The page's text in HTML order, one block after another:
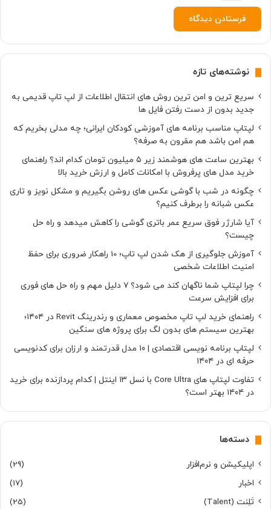
نوشته‌های تازه
سریع ترین و امن ترین روش های انتقال اطلاعات از لپ تاپ قدیمی به
جدید بدون از دست رفتن فایل ها
لپتاپ مناسب برنامه های آموزشی کودکان ایرانی؛ چه مدلی بخریم که
هم امن باشد هم مقرون به صرفه؟
بهترین ساعت های هوشمند زیر ۵ میلیون تومان کدام اند؟ راهنمای
خرید مدل های پرفروش با امکانات کامل و ارزش خرید بالا
چگونه در شب با گوشی عکس های روشن بگیریم و مشکل نویز و تاری
عکس شبانه را برطرف کنیم؟
آیا شارژر فوق سریع عمر باتری گوشی را کاهش میدهد و راه حل
چیست؟
آموزش جلوگیری از هک شدن لپ تاپ؛ 10 راهکار ضروری برای حفظ
امنیت اطلاعات شخصی
چرا لپتاپ شما ناگهان کند می شود؟ ۷ دلیل مهم و راه حل های فوری
برای افزایش سرعت
راهنمای خرید لپ تاپ مخصوص معماری و رندرینگ Revit در ۱۴۰۴؛
بهترین سیستم های بدون لگ برای پروژه های سنگین
لپتاپ برنامه نویسی اقتصادی | ۱۰ مدل قدرتمند و ارزان برای کدنویسی
حرفه ای در ۱۴۰۴
تفاوت لپتاپ های Core Ultra با نسل ۱۳ اینتل | کدام پردازنده برای خرید
در ۱۴۰۴ بهتر است؟
دسته‌ها
اپلیکیشن و نرم‌افزار
(29)
اخبار
(17)
تَلِنت (Talent)
(25)